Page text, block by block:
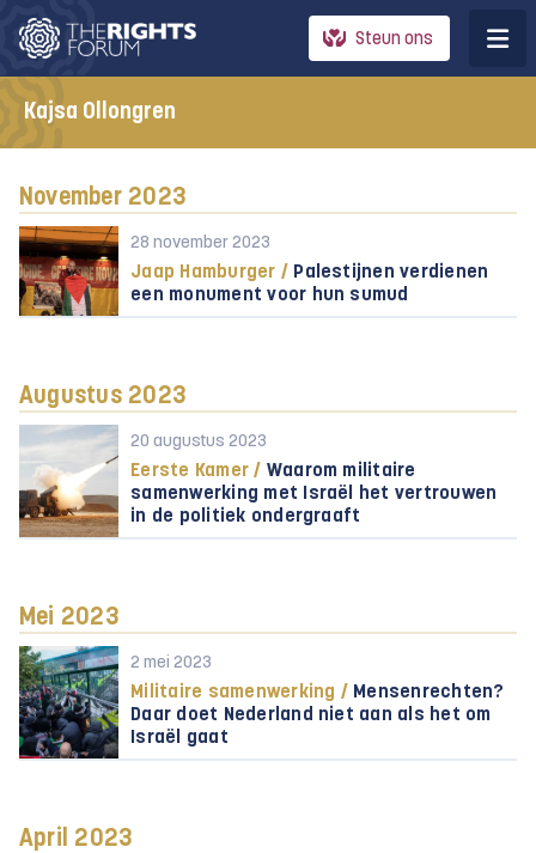
Steun ons
Kajsa Ollongren
November 2023
28 november 2023
Jaap Hamburger / Palestijnen verdienen
een monument voor hun sumud
Augustus 2023
20 augustus 2023
Eerste Kamer / Waarom militaire
samenwerking met Israël het vertrouwen
in de politiek ondergraaft
Mei 2023
2 mei 2023
Militaire samenwerking / Mensenrechten?
Daar doet Nederland niet aan als het om
Israël gaat
April 2023